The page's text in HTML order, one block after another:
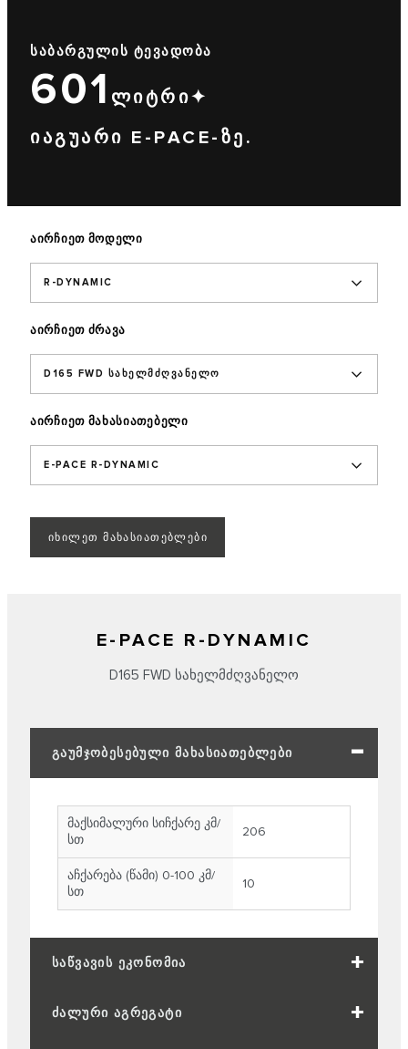
ᲡᲐᲑᲐᲠᲒᲣᲚᲘᲡ ᲢᲔᲕᲐᲓᲝᲑᲐ
601 ᲚᲘᲢᲠᲘ✦
ᲘᲐᲒᲣᲐᲠᲘ E-PACE-ᲖᲔ.
აირჩიეთ მოდელი
R-DYNAMIC
აირჩიეთ ძრავა
D165 FWD ᲡᲐᲮᲔᲚᲛᲫᲦᲕᲐᲜᲔᲚᲝ
აირჩიეთ მახასიათებელი
E-PACE R-DYNAMIC
ᲘᲮᲘᲚᲔᲗ ᲛᲐᲮᲐᲡᲘᲐᲗᲔᲑᲚᲔᲑᲘ
E-PACE R-DYNAMIC
D165 FWD ᲡᲐᲮᲔᲚᲛᲫᲦᲕᲐᲜᲔᲚᲝ
ᲒᲐᲣᲛᲯᲝᲑᲔᲡᲔᲑᲣᲚᲘ ᲛᲐᲮᲐᲡᲘᲐᲗᲔᲑᲚᲔᲑᲘ
მაქსიმალური სიჩქარე კმ/
სთ
206
აჩქარება (წამი) 0-100 კმ/
სთ
10
ᲡᲐᲬᲕᲐᲕᲘᲡ ᲔᲙᲝᲜᲝᲛᲘᲐ
ᲫᲐᲚᲣᲠᲘ ᲐᲒᲠᲔᲒᲐᲢᲘ